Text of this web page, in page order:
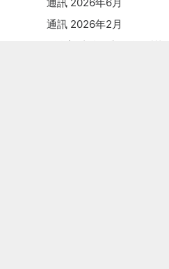
通訊 2026年2月
靈命塑造強化與深化門訓